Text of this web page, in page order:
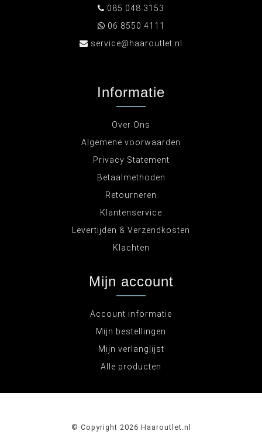
085 048 3153
06 8550 4111
service@haaroutlet.nl
Informatie
Over Ons
Algemene voorwaarden
Privacy Statement
Betaalmethoden
Retourneren
Klantenservice
Levertijden & Verzendkosten
Klachten
Mijn account
Account informatie
Mijn bestellingen
Mijn verlanglijst
Alle producten
© Copyright 2026 Haaroutlet.nl